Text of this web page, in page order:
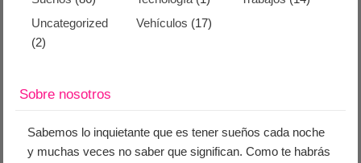
Uncategorized
(2)
Vehículos (17)
Sobre nosotros
Sabemos lo inquietante que es tener sueños cada noche
y muchas veces no saber que significan. Como te habrás